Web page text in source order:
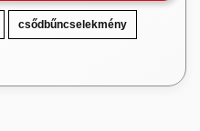
csődbűncselekmény